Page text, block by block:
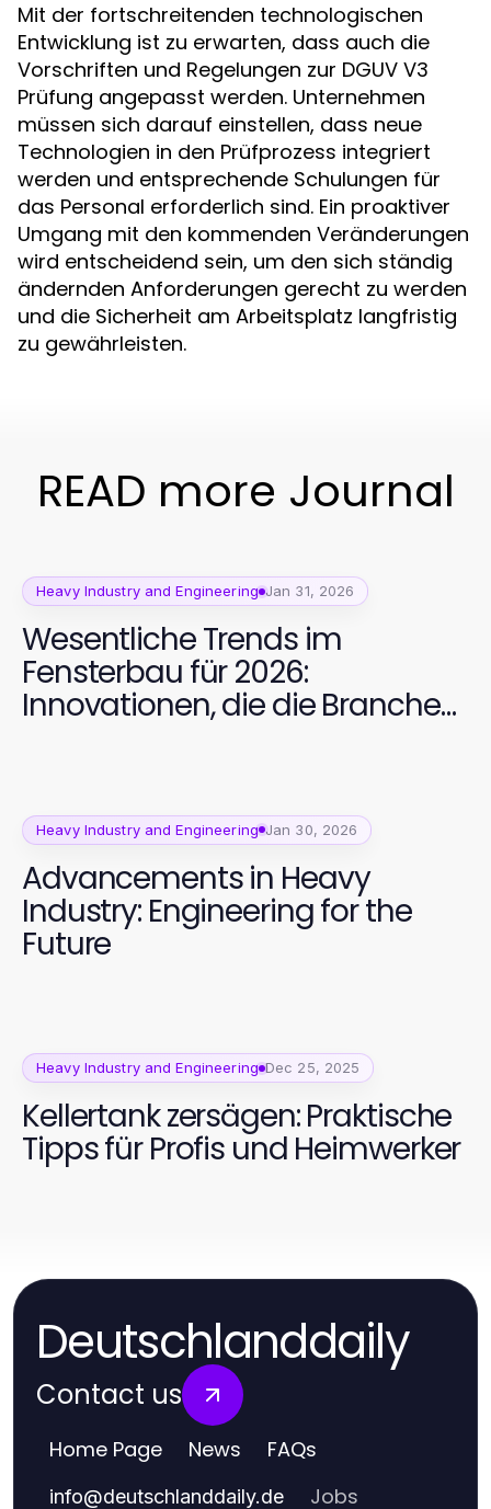
Mit der fortschreitenden technologischen
Entwicklung ist zu erwarten, dass auch die
Vorschriften und Regelungen zur DGUV V3
Prüfung angepasst werden. Unternehmen
müssen sich darauf einstellen, dass neue
Technologien in den Prüfprozess integriert
werden und entsprechende Schulungen für
das Personal erforderlich sind. Ein proaktiver
Umgang mit den kommenden Veränderungen
wird entscheidend sein, um den sich ständig
ändernden Anforderungen gerecht zu werden
und die Sicherheit am Arbeitsplatz langfristig
zu gewährleisten.
READ more Journal
Heavy Industry and Engineering Jan 31, 2026
Wesentliche Trends im
Fensterbau für 2026:
Innovationen, die die Branche
Heavy Industry and Engineering Jan 30, 2026
Advancements in Heavy
Industry: Engineering for the
Future
Heavy Industry and Engineering Dec 25, 2025
Kellertank zersägen: Praktische
Tipps für Profis und Heimwerker
Deutschlanddaily
Contact us
Home Page News FAQs
info@deutschlanddaily.de Jobs